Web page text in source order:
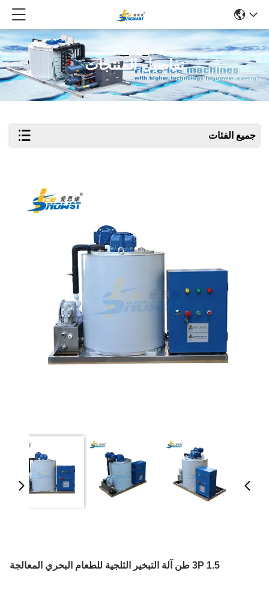
تفاصيل المنتجات
جميع الفئات
3P 1.5 طن آلة التبخير الثلجية للطعام البحري المعالجة